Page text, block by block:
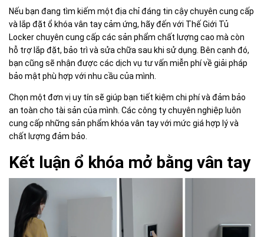
Nếu bạn đang tìm kiếm một địa chỉ đáng tin cậy chuyên cung cấp
và lắp đặt ổ khóa vân tay cảm ứng, hãy đến với Thế Giới Tủ
Locker chuyên cung cấp các sản phẩm chất lượng cao mà còn
hỗ trợ lắp đặt, bảo trì và sửa chữa sau khi sử dụng. Bên cạnh đó,
bạn cũng sẽ nhận được các dịch vụ tư vấn miễn phí về giải pháp
bảo mật phù hợp với nhu cầu của mình.
Chọn một đơn vị uy tín sẽ giúp bạn tiết kiệm chi phí và đảm bảo
an toàn cho tài sản của mình. Các công ty chuyên nghiệp luôn
cung cấp những sản phẩm khóa vân tay với mức giá hợp lý và
chất lượng đảm bảo.
Kết luận ổ khóa mở bằng vân tay